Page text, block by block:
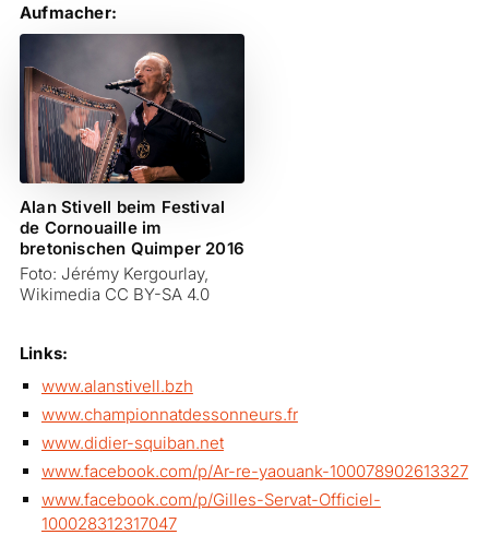
Aufmacher:
Alan Stivell beim Festival
de Cornouaille im
bretonischen Quimper 2016
Foto: Jérémy Kergourlay,
Wikimedia CC BY-SA 4.0
Links:
www.alanstivell.bzh
www.championnatdessonneurs.fr
www.didier-squiban.net
www.facebook.com/p/Ar-re-yaouank-100078902613327
www.facebook.com/p/Gilles-Servat-Officiel-
100028312317047